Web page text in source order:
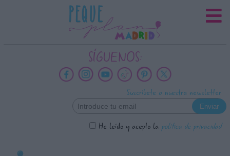
SÍGUENOS:
Suscríbete a nuestra newsletter
He leído y acepto la política de privacidad
INFORMACION SOBRE LA
PROTECCIÓN DE TUS DATOS
Datos tratados: